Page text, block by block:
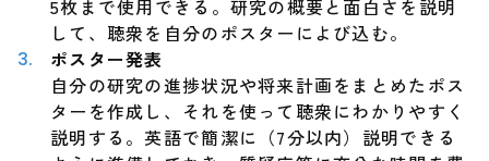
5枚まで使用できる。研究の概要と面白さを説明
して、聴衆を自分のポスターによび込む。
ポスター発表
自分の研究の進捗状況や将来計画をまとめたポス
ターを作成し、それを使って聴衆にわかりやすく
説明する。英語で簡潔に（7分以内）説明できる